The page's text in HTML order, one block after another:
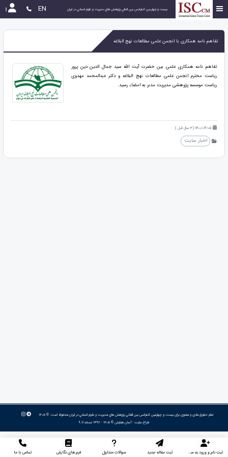
بیست و چهارمین كنفرانس بين المللي پژوهش هاي مديريت و علوم انساني در ايران EN
تفاهم نامه همکاری با انجمن علمی مطالعات نهج البلاغه
تفاهم نامه همکاری علمی بین حضرت آیت الله سید جمال الدین دین پرور
ریاست محترم انجمن علمی مطالعات نهج البلاغه و دکتر عبدالمحمد مهدوی
ریاست موسسه پژوهشی مدیریت مدبر به امضاء رسید.
1400/04/05 (3 سال قبل )
اخبار سایت
تمام حقوق مادی و معنوی برای بیست و چهارمین كنفرانس بين المللي پژوهش هاي مديريت و علوم انساني در ايران محفوظ است. © ۱۴۰۵
طراح سایت :آسان همایش © ۱۴۰۵ - 1392 نسخه 9.11
ثبت نام و ورود به سایت ثبت مقاله جدید سوالات متداول فرم های نگارش تماس با ما